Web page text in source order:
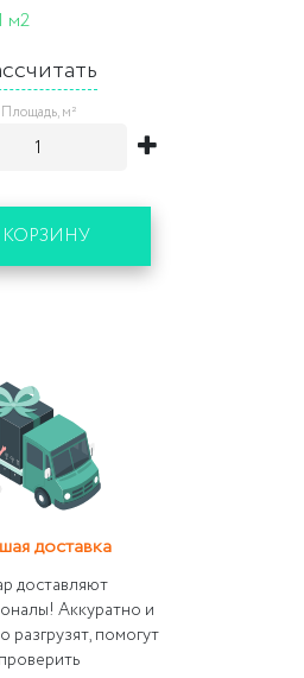
м2
Площадь, м²
КОРЗИНУ
доставка
доставляют
Аккуратно и
разгрузят, помогут
проверить